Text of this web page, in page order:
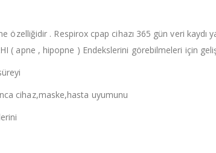
özelliğidir . Respirox cpap cihazı 365 gün veri kaydı
( apne , hipopne ) Endekslerini görebilmeleri için
cihaz,maske,hasta uyumunu